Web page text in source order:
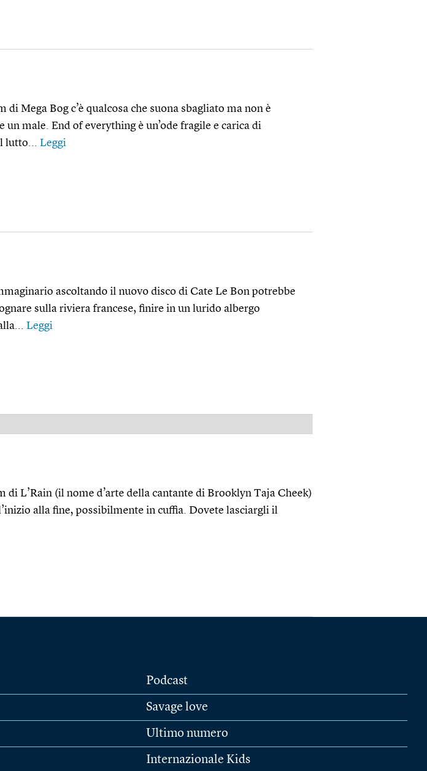
di Mega Bog c’è qualcosa che suona sbagliato ma non è
un male. End of everything è un’ode fragile e carica di
lutto... Leggi
ascoltando il nuovo disco di Cate Le Bon potrebbe
sulla riviera francese, finire in un lurido albergo
Leggi
di L’Rain (il nome d’arte della cantante di Brooklyn Taja Cheek)
alla fine, possibilmente in cuffia. Dovete lasciargli il
Podcast
Savage love
Ultimo numero
Internazionale Kids